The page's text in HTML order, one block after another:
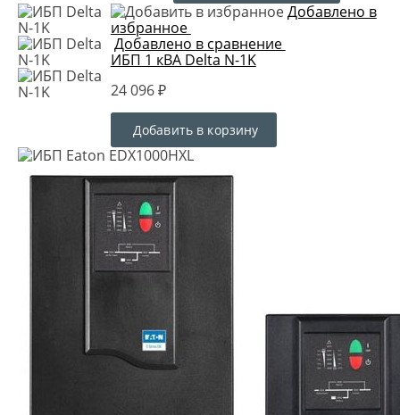
Добавлено в
избранное
Добавлено в сравнение
ИБП 1 кВА Delta N-1K
24 096 ₽
Добавить в корзину